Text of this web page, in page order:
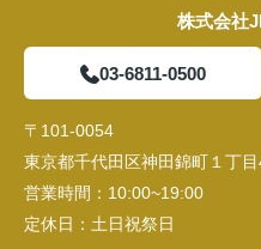
株式会社
03-6811-0500
〒101-0054
東京都千代田区神田錦町１丁
営業時間： 10:00~19:00
定休日： 土日祝祭日